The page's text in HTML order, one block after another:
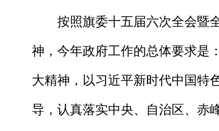
按照旗委十五届六次全会暨
神，今年政府工作的总体要求是
大精神，以习近平新时代中国特
导，认真落实中央、自治区、赤